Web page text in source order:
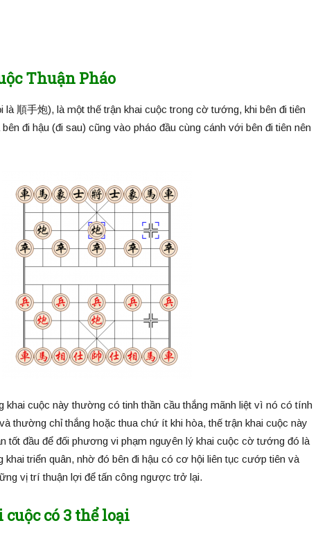
Thuận Pháo
là 順手炮), là một thế trận khai cuộc trong cờ tướng, khi bên đi tiên
đi hậu (đi sau) cũng vào pháo đầu cùng cánh với bên đi tiên nên
cuộc này thường có tinh thần cầu thắng mãnh liệt vì nó có tính
thường chỉ thắng hoặc thua chứ ít khi hòa, thế trận khai cuộc này
tốt đầu để đối phương vi phạm nguyên lý khai cuộc cờ tướng đó là
khai triển quân, nhờ đó bên đi hậu có cơ hội liên tục cướp tiên và
vị trí thuận lợi để tấn công ngược trở lại.
có 3 thể loại